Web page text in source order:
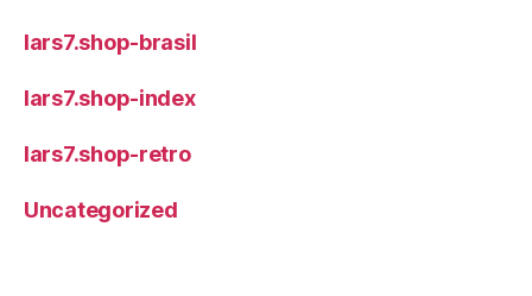
lars7.shop-brasil
lars7.shop-index
lars7.shop-retro
Uncategorized